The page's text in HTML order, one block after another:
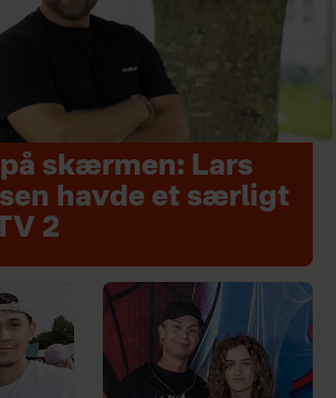
skærmen: Lars
havde et særligt
2